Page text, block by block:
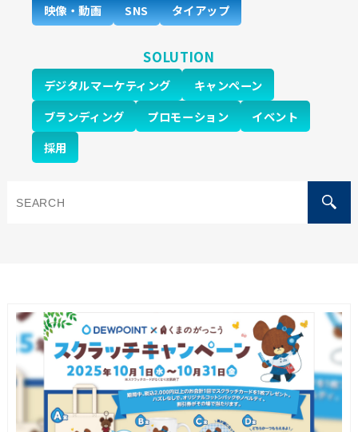
映像・動画
SNS タイアップ
SOLUTION
デジタルマーケティング
キャンペーン
ブランディング
プロモーション
イベント
採用